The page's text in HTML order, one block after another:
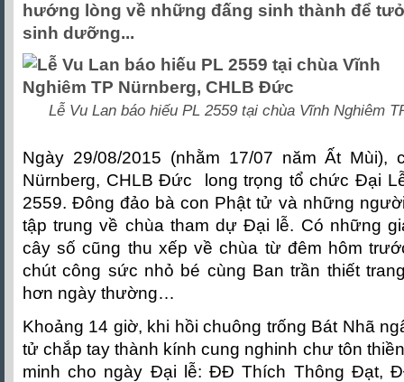
hướng lòng về những đấng sinh thành để
sinh dưỡng...
Lễ Vu Lan báo hiếu PL 2559 tại chùa Vĩnh Nghiêm
Ngày 29/08/2015 (nhằm 17/07 năm Ất Mùi),
Nürnberg, CHLB Đức long trọng tổ chức Đại
2559. Đông đảo bà con Phật tử và những
tập trung về chùa tham dự Đại lễ. Có những
cây số cũng thu xếp về chùa từ đêm hôm
chút công sức nhỏ bé cùng Ban trần thiết
hơn ngày thường…
Khoảng 14 giờ, khi hồi chuông trống Bát Nhã
tử chắp tay thành kính cung nghinh chư tôn
minh cho ngày Đại lễ: ĐĐ Thích Thông Đạt,